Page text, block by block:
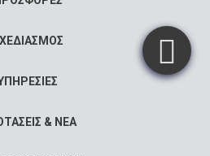
& ΝΕΑ